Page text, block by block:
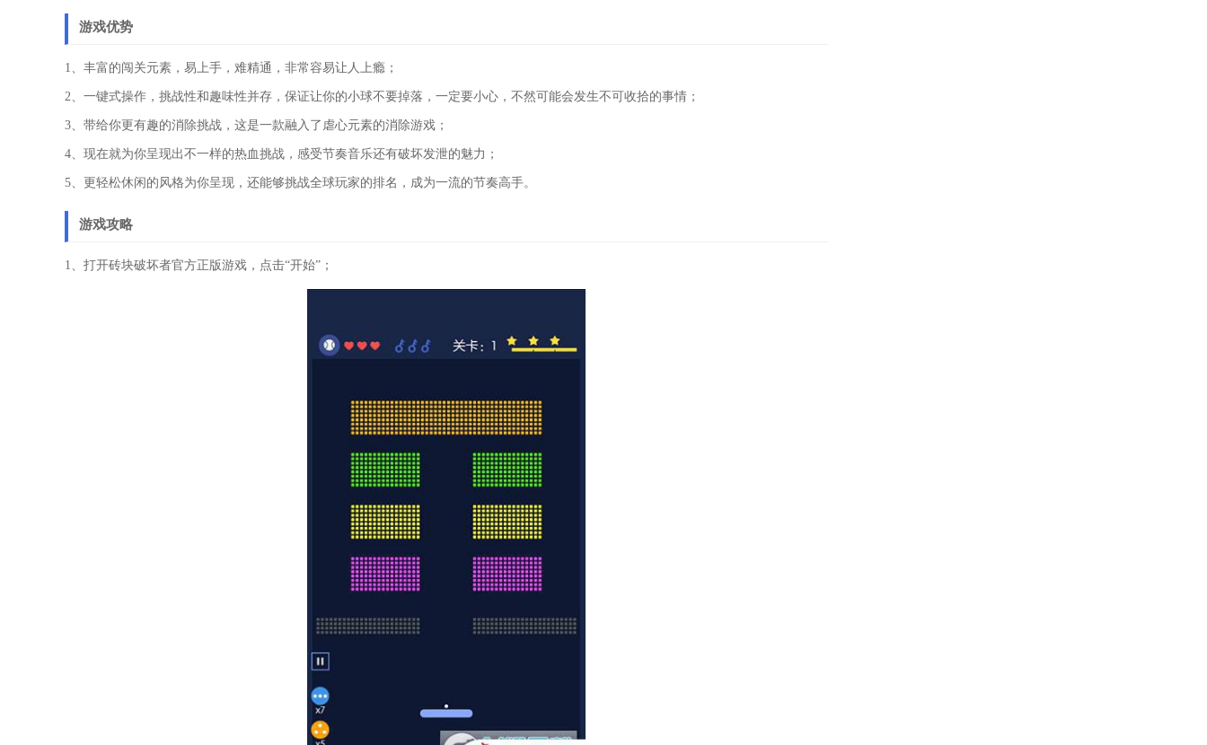
游戏优势
1、丰富的闯关元素，易上手，难精通，非常容易让人上瘾；
2、一键式操作，挑战性和趣味性并存，保证让你的小球不要掉落，一定要小心，不然可能会发生不可收拾的事情；
3、带给你更有趣的消除挑战，这是一款融入了虐心元素的消除游戏；
4、现在就为你呈现出不一样的热血挑战，感受节奏音乐还有破坏发泄的魅力；
5、更轻松休闲的风格为你呈现，还能够挑战全球玩家的排名，成为一流的节奏高手。
游戏攻略
1、打开砖块破坏者官方正版游戏，点击“开始”；